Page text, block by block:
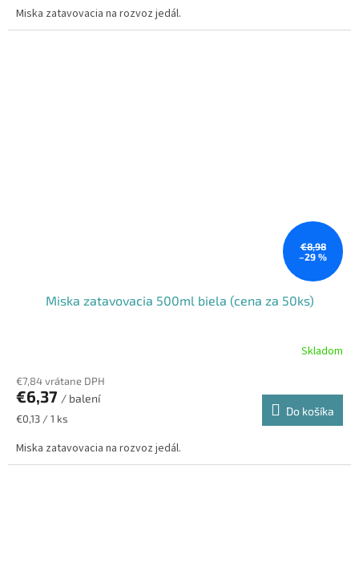
Miska zatavovacia na rozvoz jedál.
€8,98
–29 %
Miska zatavovacia 500ml biela (cena za 50ks)
Skladom
€7,84 vrátane DPH
€6,37 / balení
Jednotková
€0,13 / 1 ks
Do košíka
Miska zatavovacia na rozvoz jedál.